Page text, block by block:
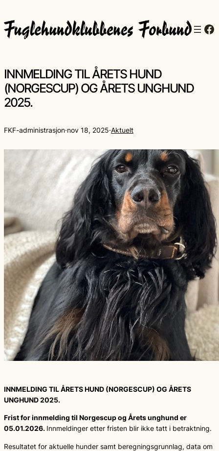
INNMELDING TIL ÅRETS HUND
(NORGESCUP) OG ÅRETS UNGHUND
2025.
FKF-administrasjon·nov 18, 2025·Aktuelt
INNMELDING TIL ÅRETS HUND (NORGESCUP) OG ÅRETS
UNGHUND 2025.
Frist for innmelding til Norgescup og Årets unghund er
05.01.2026. Innmeldinger etter fristen blir ikke tatt i betraktning.
Resultatet for aktuelle hunder samt beregningsgrunnlag, data om